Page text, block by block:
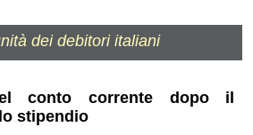
dei debitori italiani
conto corrente dopo il
stipendio